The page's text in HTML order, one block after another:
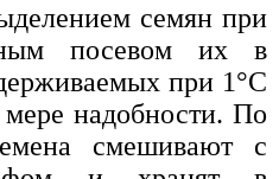
семян при
посевом их в
при 1°С
надобности. По
смешивают с